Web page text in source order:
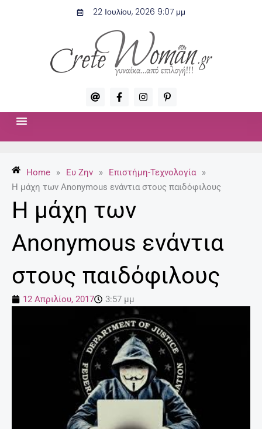
22 Ιουλίου, 2026 9:07 μμ
A
t
F
a
c
f
I
n
s
P
i
n
-
p
Home » Ευ Ζην » Επιστήμη-Τεχνολογία
»
Η μάχη των Anonymous ενάντια στους παιδόφιλους
Η μάχη των
Anonymous ενάντια
στους παιδόφιλους
12 Απριλίου, 2017 3:57 μμ